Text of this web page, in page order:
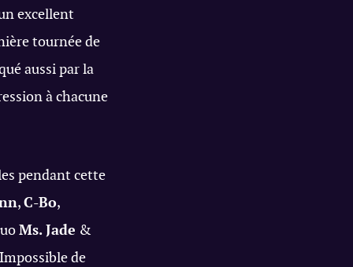
excellent
tournée de
aussi par la
à chacune
pendant cette
,C-Bo,
Ms. Jade &
de